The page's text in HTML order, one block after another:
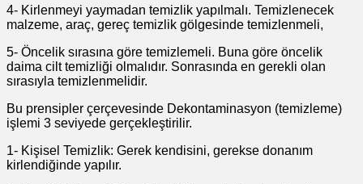
4- Kirlenmeyi yaymadan temizlik yapılmalı. Temizlenecek
malzeme, araç, gereç temizlik gölgesinde temizlenmeli,
5- Öncelik sırasına göre temizlemeli. Buna göre öncelik
daima cilt temizliği olmalıdır. Sonrasında en gerekli olan
sırasıyla temizlenmelidir.
Bu prensipler çerçevesinde Dekontaminasyon (temizleme)
işlemi 3 seviyede gerçekleştirilir.
1- Kişisel Temizlik: Gerek kendisini, gerekse donanım
kirlendiğinde yapılır.